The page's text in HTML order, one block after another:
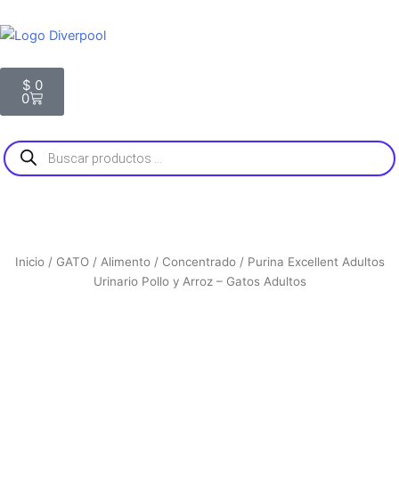
r
m
$ 0
0
Carrito
Búsqueda
de
productos
Inicio/ GATO/ Alimento/ Concentrado/ Purina Excellent Adultos
Urinario Pollo y Arroz – Gatos Adultos